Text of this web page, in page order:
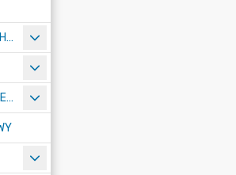
ZGŁOSZENIA BUDOWY, O KTÓRYCH MOWA W ART. 29 UST. 1 PKT 1A, 2B I 19A USTAWY PRAWO BUDOWLANE
BEZPIECZEŃSTWO I ZARZĄDZANIE KRYZYSOWE